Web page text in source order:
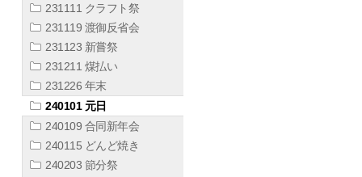
231111 クラフト祭
231119 渡御反省会
231123 新嘗祭
231211 煤払い
231226 年末
240101 元日
240109 合同新年会
240115 どんど焼き
240203 節分祭